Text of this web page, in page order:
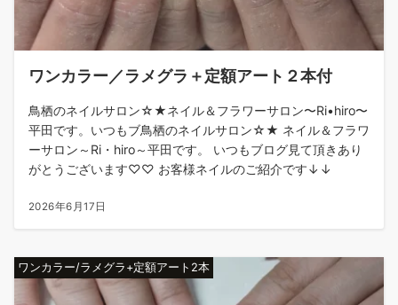
ワンカラー／ラメグラ＋定額アート２本付
鳥栖のネイルサロン☆★ネイル＆フラワーサロン〜Ri•hiro〜
平田です。いつもブ鳥栖のネイルサロン☆★ ネイル＆フラワ
ーサロン～Ri・hiro～平田です。 いつもブログ見て頂きあり
がとうございます♡♡ お客様ネイルのご紹介です↓↓
2026年6月17日
ワンカラー/ラメグラ+定額アート2本